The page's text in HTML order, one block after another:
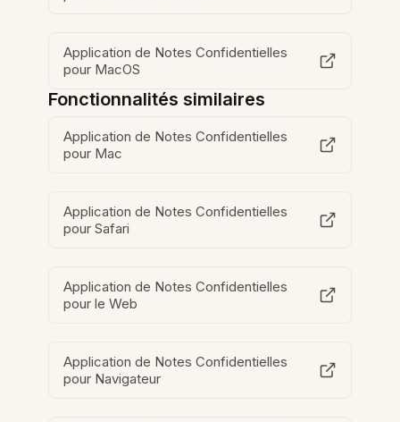
Application de Notes Confidentielles
pour MacOS
Fonctionnalités similaires
Application de Notes Confidentielles
pour Mac
Application de Notes Confidentielles
pour Safari
Application de Notes Confidentielles
pour le Web
Application de Notes Confidentielles
pour Navigateur